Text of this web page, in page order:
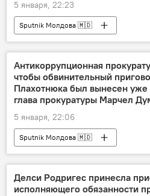
5 января, 22:23
Sputnik Молдова 🇲🇩
Антикоррупционная
чтобы обвинительный
Плахотнюка был вынесен уже
глава прокуратуры Марчел
5 января, 22:06
Sputnik Молдова 🇲🇩
Делси Родригес принесла
исполняющего обязанности